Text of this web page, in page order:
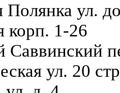
Полянка ул.
корп. 1-26
Саввинский
ул. 20